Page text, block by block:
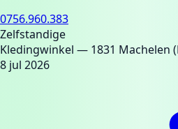
0756.960.383
Zelfstandige
Kledingwinkel — 1831 Machelen
8 jul 2026